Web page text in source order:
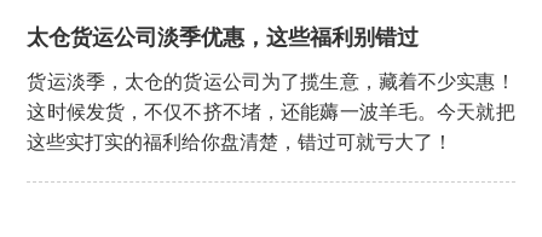
太仓货运公司淡季优惠，这些福利别错过
货运淡季，太仓的货运公司为了揽生意，藏着不少实惠！
这时候发货，不仅不挤不堵，还能薅一波羊毛。今天就把
这些实打实的福利给你盘清楚，错过可就亏大了！